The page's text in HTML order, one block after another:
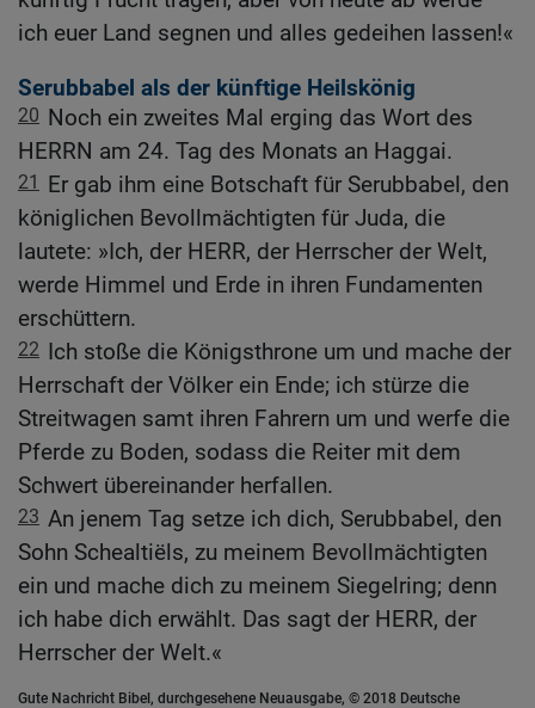
ich euer Land segnen und alles gedeihen lassen!«
Serubbabel als der künftige Heilskönig
20 Noch ein zweites Mal erging das Wort des
HERRN am 24. Tag des Monats an Haggai.
21 Er gab ihm eine Botschaft für Serubbabel, den
königlichen Bevollmächtigten für Juda, die
lautete: »Ich, der HERR, der Herrscher der Welt,
werde Himmel und Erde in ihren Fundamenten
erschüttern.
22 Ich stoße die Königsthrone um und mache der
Herrschaft der Völker ein Ende; ich stürze die
Streitwagen samt ihren Fahrern um und werfe die
Pferde zu Boden, sodass die Reiter mit dem
Schwert übereinander herfallen.
23 An jenem Tag setze ich dich, Serubbabel, den
Sohn Schealtiëls, zu meinem Bevollmächtigten
ein und mache dich zu meinem Siegelring; denn
ich habe dich erwählt. Das sagt der HERR, der
Herrscher der Welt.«
Gute Nachricht Bibel, durchgesehene Neuausgabe, © 2018 Deutsche